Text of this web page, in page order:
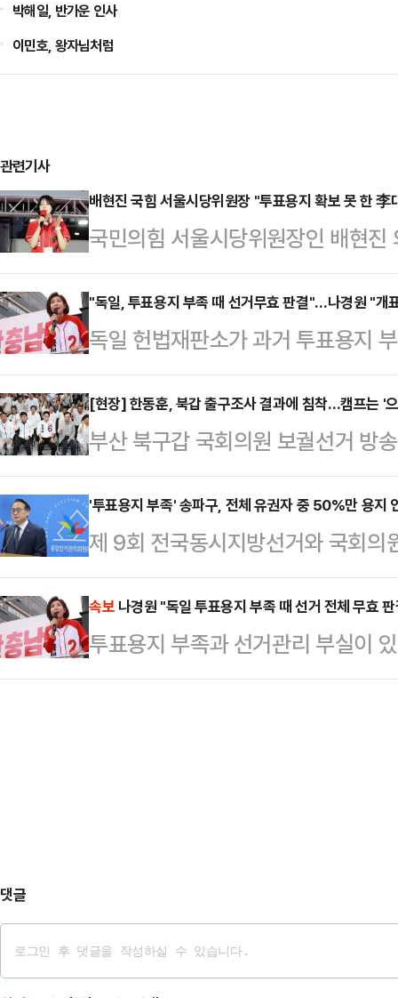
박해일, 반가운 인사
이민호, 왕자님처럼
관련기사
배현진 국힘 서울시당위원장 "투표용지 확보 못 한 李
국민의힘 서울시당위원장인 배현
지 부족 사태와 관련해 "선거 개입
대해서 대통령으로서 사죄하고, 중
문책해야 한다"고 밝혔다.배현진
고 "중앙선관위는 이 사건 대해 갑
는, 마치 아무 일도 아닌 듯한 입장
서울 국민의힘 시당위원장으로서
선관위 선거 관리 부족 등…
"독일, 투표용지 부족 때 선거무효 판결"…나경원 "개
독일 헌법재판소가 과거 투표용지
거를 명령한 사례가 있는 것으로 전
은 해외 선진국 판례를 소개하며,
가 발생한 이번 6·3 지방선거도 개
했다.나경원 의원은 3일 저녁 긴급
린 지방선거 당시, 헌법재판소는 투
전체를 무효로 판결하고 재선거를
훼손했다면 표 수와 …
[현장] 한동훈, 북갑 출구조사 결과에 침착…캠프는 '
부산 북구갑 국회의원 보궐선거 방
당 후보와 한동훈 무소속 후보가 초
훈 후보는 침착한 표정으로 방송을
거사무소에서 캠프 관계자들과 주
결과 발표 방송을 시청했다.이날
후보 41.6%가 발표되자 캠프 내부
후보는 별다른 표정 변화 없이 TV
달리 캠프에서…
'투표용지 부족' 송파구, 전체 유권자 중 50%만 용지
제 9회 전국동시지방선거와 국회의
족이라는 초유의 사태가 발생한 가
50%만 용지를 인쇄한 것으로 나타
대해서는 사전 투표를 이유로 드는
중앙선거관리위원회 사무총장은 3
속보 나경원 "독일 투표용지 부족 때 선거 전체 무효
투표용지 부족과 선거관리 부실이
재선거가 명령된 해외 선진국 사례
댓글